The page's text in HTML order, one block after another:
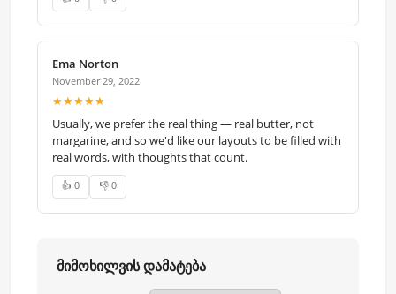
Ema Norton
November 29, 2022
★★★★★
Usually, we prefer the real thing — real butter, not
margarine, and so we'd like our layouts to be filled with
real words, with thoughts that count.
👍 0 👎 0
მიმოხილვის დამატება